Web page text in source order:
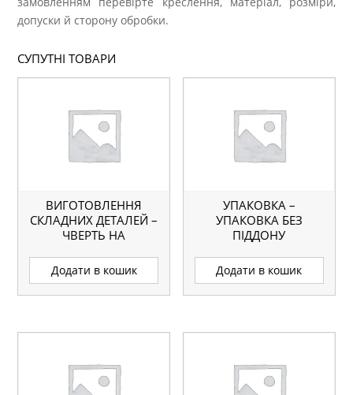
допуски й сторону обробки.
СУПУТНІ ТОВАРИ
ВИГОТОВЛЕННЯ
СКЛАДНИХ ДЕТАЛЕЙ –
ЧВЕРТЬ НА
Додати в кошик
УПАКОВКА –
УПАКОВКА БЕЗ
ПІДДОНУ
Додати в кошик